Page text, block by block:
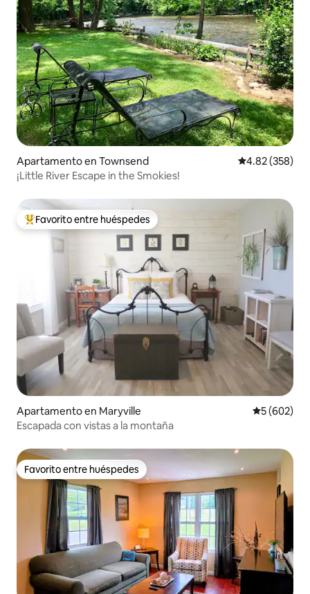
Apartamento en Townsend Calificación
4.82 (358)
¡Little River Escape in the Smokies!
Favorito entre huéspedes preferido
Favorito entre huéspedes
Apartamento en Maryville Calificación
5 (602)
Escapada con vistas a la montaña
Favorito entre huéspedes
Favorito entre huéspedes